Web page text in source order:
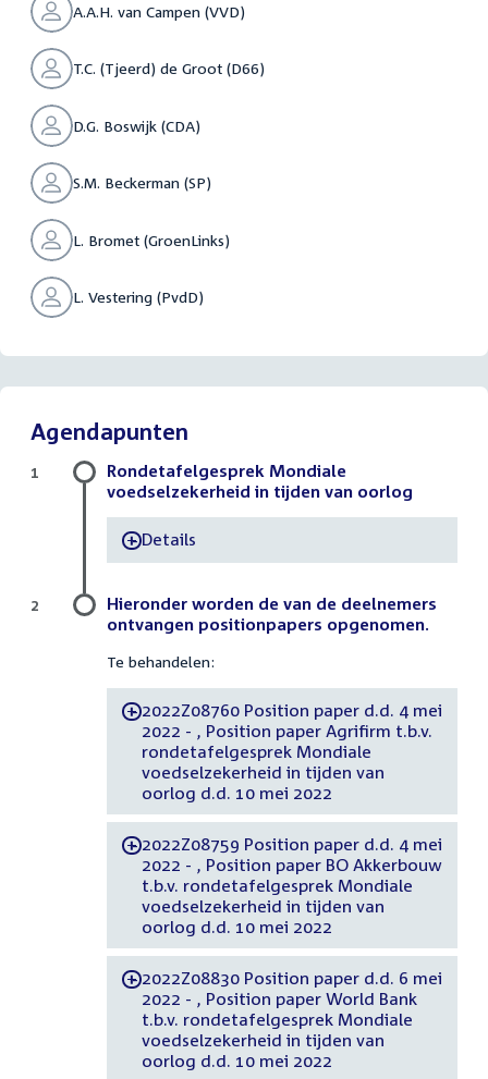
A.A.H. van Campen (VVD)
T.C. (Tjeerd) de Groot (D66)
D.G. Boswijk (CDA)
S.M. Beckerman (SP)
L. Bromet (GroenLinks)
L. Vestering (PvdD)
Agendapunten
Rondetafelgesprek Mondiale
voedselzekerheid in tijden van oorlog
-Details
1
Hieronder worden de van de deelnemers
ontvangen positionpapers opgenomen.
Te behandelen:
-2022Z08760 Position paper d.d. 4 mei
2022 - , Position paper Agrifirm t.b.v.
rondetafelgesprek Mondiale
voedselzekerheid in tijden van
oorlog d.d. 10 mei 2022
-2022Z08759 Position paper d.d. 4 mei
2022 - , Position paper BO Akkerbouw
t.b.v. rondetafelgesprek Mondiale
voedselzekerheid in tijden van
oorlog d.d. 10 mei 2022
-2022Z08830 Position paper d.d. 6 mei
2022 - , Position paper World Bank
t.b.v. rondetafelgesprek Mondiale
voedselzekerheid in tijden van
oorlog d.d. 10 mei 2022
2